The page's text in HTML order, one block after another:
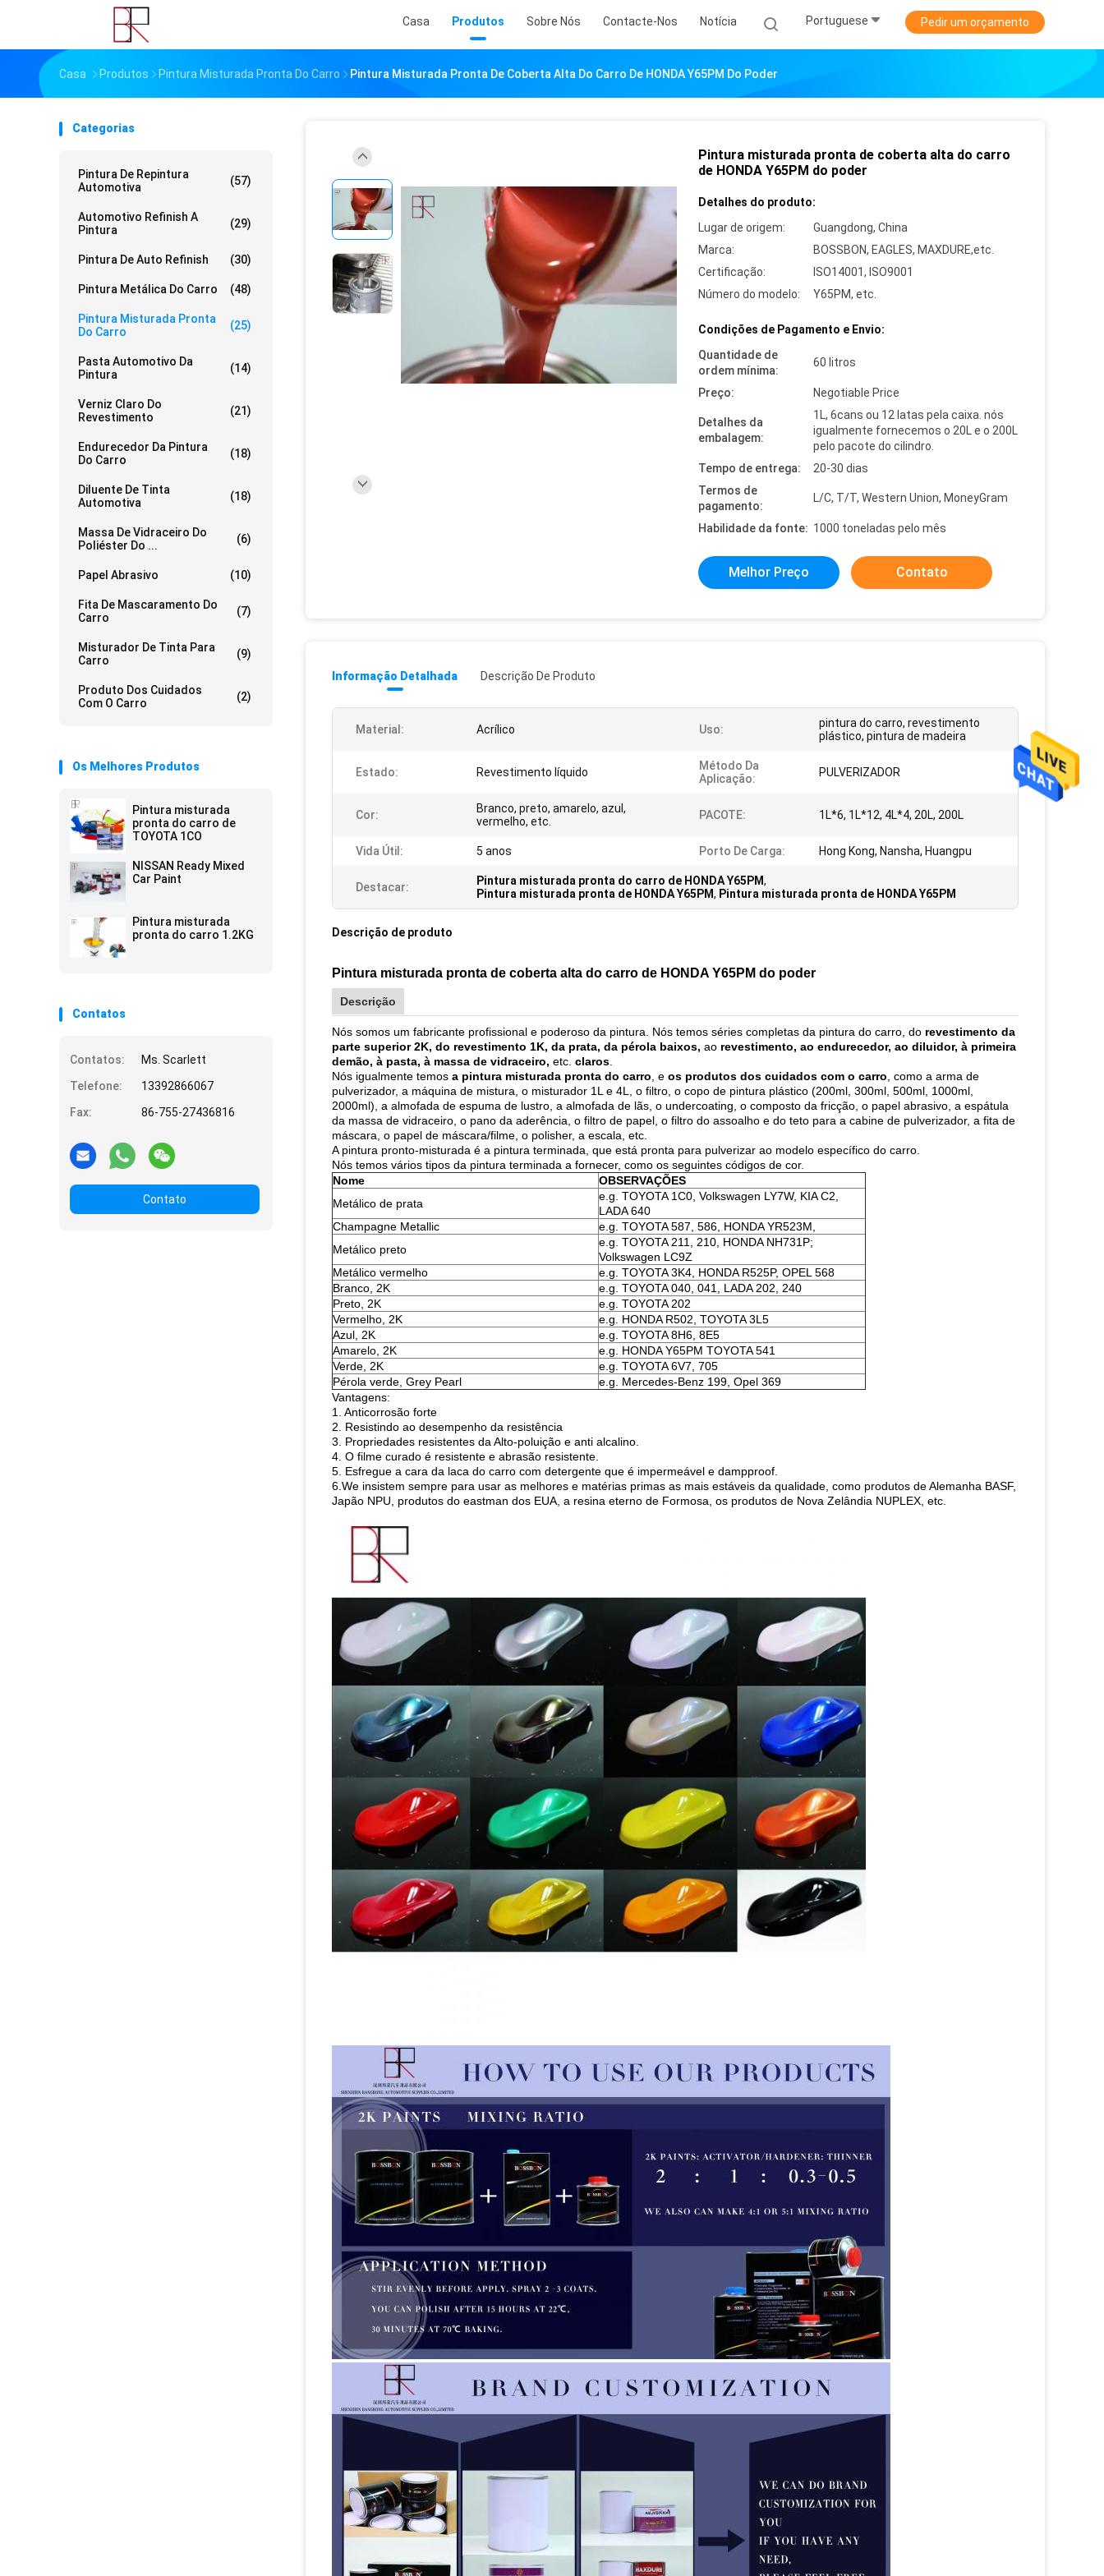
Casa Produtos Sobre Nós Contacte-Nos Notícia Portuguese Pedir um orçamento
Casa Produtos Pintura Misturada Pronta Do Carro Pintura Misturada Pronta De Coberta Alta Do Carro De HONDA Y65PM Do Poder
Categorias
Pintura De Repintura
Automotiva
(57)
Automotivo Refinish A
Pintura
(29)
Pintura De Auto Refinish (30)
Pintura Metálica Do Carro (48)
Pintura Misturada Pronta
Do Carro
(25)
Pasta Automotivo Da
Pintura
(14)
Verniz Claro Do
Revestimento
(21)
Endurecedor Da Pintura
Do Carro
(18)
Diluente De Tinta
Automotiva
(18)
Massa De Vidraceiro Do
Poliéster Do ...
(6)
Papel Abrasivo (10)
Fita De Mascaramento Do
Carro
(7)
Misturador De Tinta Para
Carro
(9)
Produto Dos Cuidados
Com O Carro
(2)
Os Melhores Produtos
Pintura misturada
pronta do carro de
TOYOTA 1CO
NISSAN Ready Mixed
Car Paint
Pintura misturada
pronta do carro 1.2KG
Contatos
Contatos:
Ms. Scarlett
Telefone:
13392866067
Fax:
86-755-27436816
Contato
Pintura misturada pronta de coberta alta do carro
de HONDA Y65PM do poder
Detalhes do produto:
Lugar de origem:
Guangdong, China
Marca:
BOSSBON, EAGLES, MAXDURE,etc.
Certificação:
ISO14001, ISO9001
Número do modelo:
Y65PM, etc.
Condições de Pagamento e Envio:
Quantidade de
ordem mínima:
60 litros
Preço: Negotiable Price
Detalhes da
embalagem:
1L, 6cans ou 12 latas pela caixa. nós
igualmente fornecemos o 20L e o 200L
pelo pacote do cilindro.
Tempo de entrega:
20-30 dias
Termos de
pagamento:
L/C, T/T, Western Union, MoneyGram
Habilidade da fonte: 1000 toneladas pelo mês
Melhor Preço Contato
Informação Detalhada Descrição De Produto
Material: Acrílico Uso:
pintura do carro, revestimento
plástico, pintura de madeira
Estado: Revestimento líquido
Método Da
Aplicação:
PULVERIZADOR
Cor:
Branco, preto, amarelo, azul,
vermelho, etc.
PACOTE: 1L*6, 1L*12, 4L*4, 20L, 200L
Vida Útil: 5 anos Porto De Carga: Hong Kong, Nansha, Huangpu
Destacar: Pintura misturada pronta do carro de HONDA Y65PM,
Pintura misturada pronta de HONDA Y65PM, Pintura misturada pronta de HONDA Y65PM
Descrição de produto
Pintura misturada pronta de coberta alta do carro de HONDA Y65PM do poder
Descrição
Nós somos um fabricante profissional e poderoso da pintura. Nós temos séries completas da pintura do carro, do revestimento da
parte superior 2K, do revestimento 1K, da prata, da pérola baixos, ao revestimento, ao endurecedor, ao diluidor, à primeira
demão, à pasta, à massa de vidraceiro, etc. claros
Nós igualmente temos a pintura misturada pronta do carro , e os produtos dos cuidados com o carro , como a arma de
pulverizador, a máquina de mistura, o misturador 1L e 4L, o filtro, o copo de pintura plástico (200ml, 300ml, 500ml, 1000ml,
2000ml), a almofada de espuma de lustro, a almofada de lãs, o undercoating, o composto da fricção, o papel abrasivo, a espátula
da massa de vidraceiro, o pano da aderência, o filtro de papel, o filtro do assoalho e do teto para a cabine de pulverizador, a fita de
máscara, o papel de máscara/filme, o polisher, a escala, etc.
A pintura pronto-misturada é a pintura terminada, que está pronta para pulverizar ao modelo específico do carro.
Nós temos vários tipos da pintura terminada a fornecer, como os seguintes códigos de cor.
Nome
OBSERVAÇÕES
Metálico de prata
e.g. TOYOTA 1C0, Volkswagen LY7W, KIA C2,
LADA 640
Champagne Metallic
e.g. TOYOTA 587, 586, HONDA YR523M,
Metálico preto
e.g. TOYOTA 211, 210, HONDA NH731P;
Volkswagen LC9Z
Metálico vermelho
e.g. TOYOTA 3K4, HONDA R525P, OPEL 568
Branco, 2K
e.g. TOYOTA 040, 041, LADA 202, 240
Preto, 2K
e.g. TOYOTA 202
Vermelho, 2K
e.g. HONDA R502, TOYOTA 3L5
Azul, 2K
e.g. TOYOTA 8H6, 8E5
Amarelo, 2K
e.g. HONDA Y65PM TOYOTA 541
Verde, 2K
e.g. TOYOTA 6V7, 705
Pérola verde, Grey Pearl
e.g. Mercedes-Benz 199, Opel 369
Vantagens:
1. Anticorrosão forte
2. Resistindo ao desempenho da resistência
3. Propriedades resistentes da Alto-poluição e anti alcalino.
4. O filme curado é resistente e abrasão resistente.
5. Esfregue a cara da laca do carro com detergente que é impermeável e dampproof.
6.We insistem sempre para usar as melhores e matérias primas as mais estáveis da qualidade, como produtos de Alemanha BASF,
Japão NPU, produtos do eastman dos EUA, a resina eterno de Formosa, os produtos de Nova Zelândia NUPLEX, etc.